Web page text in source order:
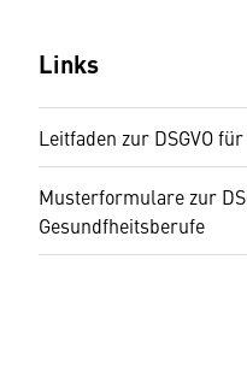
Links
Leitfaden zur DSGVO
Musterformulare zur
Gesundfheitsberufe